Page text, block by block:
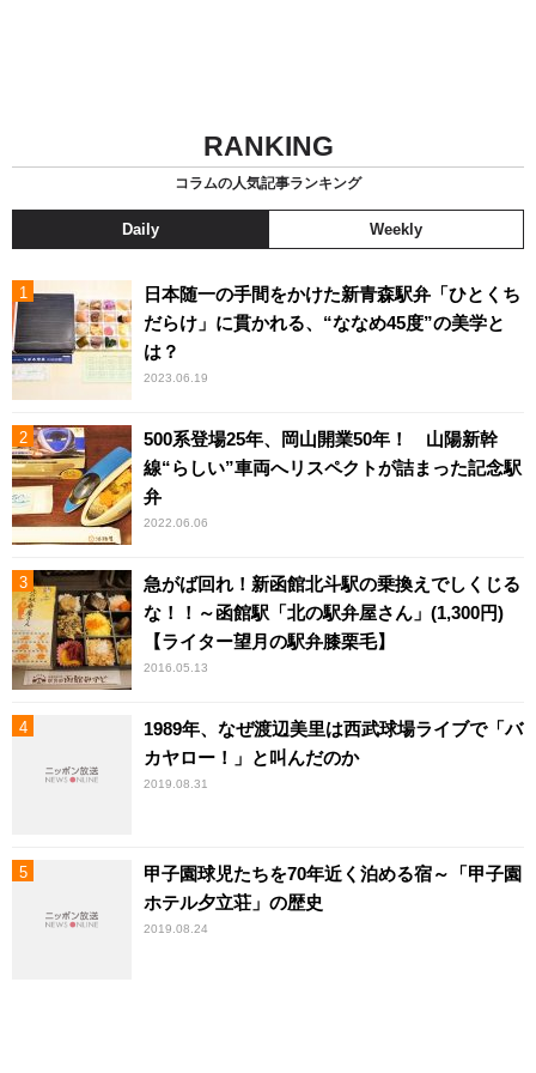
RANKING
コラムの人気記事ランキング
Daily Weekly
日本随一の手間をかけた新青森駅弁「ひとくち
だらけ」に貫かれる、“ななめ45度”の美学と
は？
2023.06.19
500系登場25年、岡山開業50年！ 山陽新幹
線“らしい”車両へリスペクトが詰まった記念駅
弁
2022.06.06
急がば回れ！新函館北斗駅の乗換えでしくじる
な！！～函館駅「北の駅弁屋さん」(1,300円)
【ライター望月の駅弁膝栗毛】
2016.05.13
1989年、なぜ渡辺美里は西武球場ライブで「バ
カヤロー！」と叫んだのか
2019.08.31
甲子園球児たちを70年近く泊める宿～「甲子園
ホテル夕立荘」の歴史
2019.08.24